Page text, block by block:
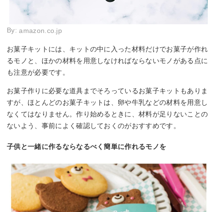
By:amazon.co.jp
お菓子キットには、キットの中に入った材料だけでお菓子が作れ
るモノと、ほかの材料を用意しなければならないモノがある点に
も注意が必要です。
お菓子作りに必要な道具までそろっているお菓子キットもありま
すが、ほとんどのお菓子キットは、卵や牛乳などの材料を用意し
なくてはなりません。作り始めるときに、材料が足りないことの
ないよう、事前によく確認しておくのがおすすめです。
子供と一緒に作るならなるべく簡単に作れるモノを